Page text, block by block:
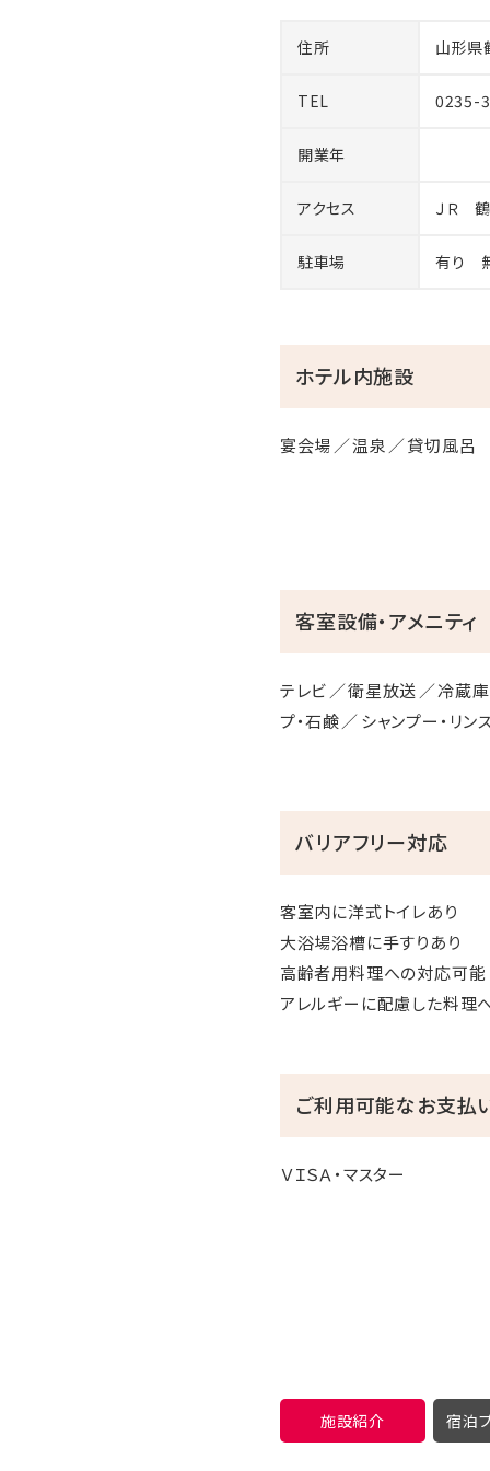
住所 山形県
TEL 0235-
開業年
アクセス ＪＲ
駐車場 有り
ホテル内施設
宴会場 温泉 貸切風呂
客室設備・アメニティ
テレビ 衛星放送
冷蔵庫
プ・石鹸
シャンプー・リン
バリアフリー対応
客室内に洋式トイレあり
大浴場浴槽に手すりあり
高齢者用料理への対応可能
アレルギーに配慮した料理
ご利用可能なお支払
ＶＩＳＡ・マスター
施設紹介 宿泊